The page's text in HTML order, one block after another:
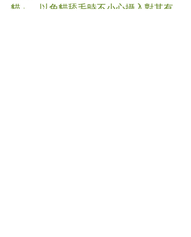
貓」，以免貓舔毛時不小心攝入對其有